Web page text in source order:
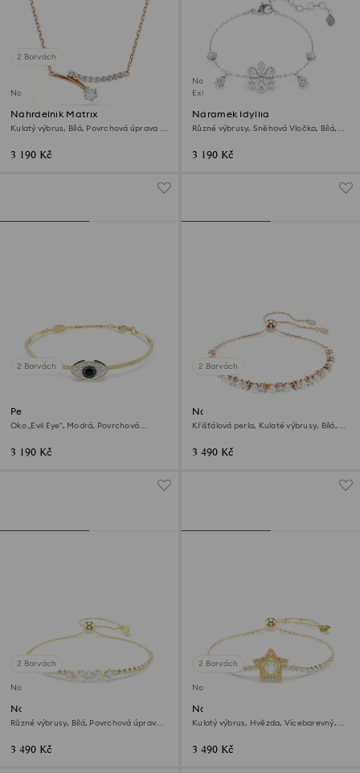
2 Barvách
Novinka
Náhrdelník Matrix
Kulatý výbrus, Bílá, Povrchová úprava z
3 190 Kč
Novinka
Exkluzivně on-line
Náramek Idyllia
Různé výbrusy, Sněhová Vločka, Bílá,
3 190 Kč
2 Barvách
Pevný náramek Symbolica
Oko „Evil Eye“, Modrá, Povrchová
3 190 Kč
2 Barvách
Náramek Matrix
Křišťálová perla, Kulaté výbrusy, Bílá,
3 490 Kč
2 Barvách
Novinka
Náramek Mesmera
Různé výbrusy, Bílá, Povrchová úprava z
3 490 Kč
2 Barvách
Novinka
Náramek Sublima
Kulatý výbrus, Hvězda, Vícebarevný,
3 490 Kč